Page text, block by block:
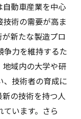
動車産業を中心
術の需要が高ま
新たな製造プロ
争力を維持するた
域内の大学や研
、技術者の育成に
の技術を持つ人
います。さら